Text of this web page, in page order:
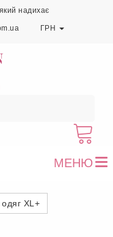
надихає
ГРН
МЕНЮ
XL+